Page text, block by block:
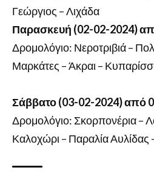
Γεώργιος – Λιχάδα
Παρασκευή (02-02-2024)
Δρομολόγιο: Νεροτριβιά –
Μαρκάτες – Άκραι –
Σάββατο (03-02-2024) από
Δρομολόγιο: Σκορπονέρια –
Καλοχώρι – Παραλία